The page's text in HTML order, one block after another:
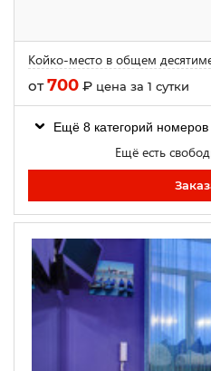
Койко-место в общем
от700 ₽ цена за 1 сутки
Ещё 8 категорий номеров
Ещё есть